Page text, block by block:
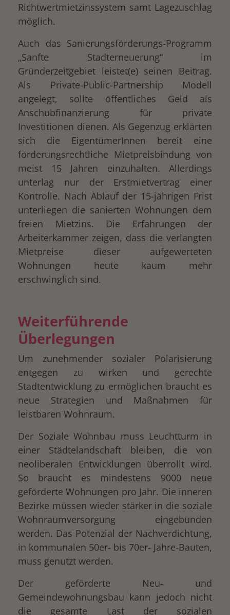
Richtwertmietzinssystem samt Lagezuschlag
möglich.
Auch das Sanierungsförderungs-Programm
„Sanfte Stadterneuerung“ im
Gründerzeitgebiet leistet(e) seinen Beitrag.
Als Private-Public-Partnership Modell
angelegt, sollte öffentliches Geld als
Anschubfinanzierung für private
Investitionen dienen. Als Gegenzug erklärten
sich die EigentümerInnen bereit eine
förderungsrechtliche Mietpreisbindung von
meist 15 Jahren einzuhalten. Allerdings
unterlag nur der Erstmietvertrag einer
Kontrolle. Nach Ablauf der 15-jährigen Frist
unterliegen die sanierten Wohnungen dem
freien Mietzins. Die Erfahrungen der
Arbeiterkammer zeigen, dass die verlangten
Mietpreise dieser aufgewerteten
Wohnungen heute kaum mehr
erschwinglich sind.
Weiterführende
Überlegungen
Um zunehmender sozialer Polarisierung
entgegen zu wirken und gerechte
Stadtentwicklung zu ermöglichen braucht es
neue Strategien und Maßnahmen für
leistbaren Wohnraum.
Der Soziale Wohnbau muss Leuchtturm in
einer Städtelandschaft bleiben, die von
neoliberalen Entwicklungen überrollt wird.
So braucht es mindestens 9000 neue
geförderte Wohnungen pro Jahr. Die inneren
Bezirke müssen wieder stärker in die soziale
Wohnraumversorgung eingebunden
werden. Das Potenzial der Nachverdichtung,
in kommunalen 50er- bis 70er- Jahre-Bauten,
muss genutzt werden.
Der geförderte Neu- und
Gemeindewohnungsbau kann jedoch nicht
die gesamte Last der sozialen